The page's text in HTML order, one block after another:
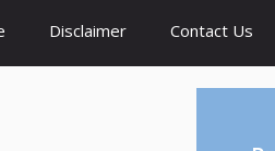
Disclaimer Contact Us